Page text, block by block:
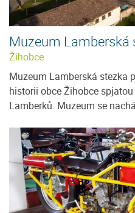
Muzeum Lamberská
Žihobce
Muzeum Lamberská stezka
historii obce Žihobce
Lamberků. Muzeum se